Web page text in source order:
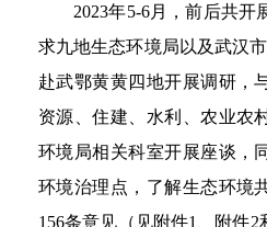
2023年5-6月，前后共
求九地生态环境局以及武汉
赴武鄂黄黄四地开展调研，
资源、住建、水利、农业农
环境局相关科室开展座谈，
环境治理点，了解生态环境
156条意见（见附件1、附件2